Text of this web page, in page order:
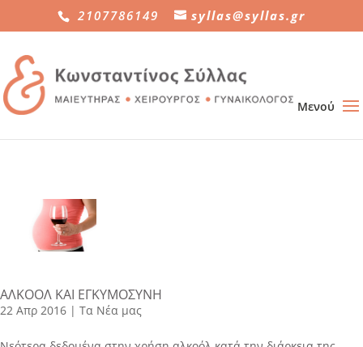
2107786149 syllas@syllas.gr
ΑΛΚΟΟΛ ΚΑΙ ΕΓΚΥΜΟΣΥΝΗ
22 Απρ 2016 | Τα Νέα μας